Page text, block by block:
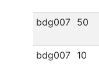
bdg007 50
bdg007 10